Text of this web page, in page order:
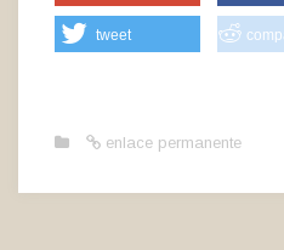
tweet
enlace permanente